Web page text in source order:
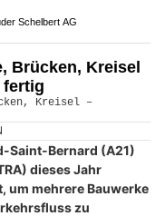
Schelbert AG
Brücken, Kreisel
fertig
Saint-Bernard (A21)
dieses Jahr
um mehrere Bauwerke
zu